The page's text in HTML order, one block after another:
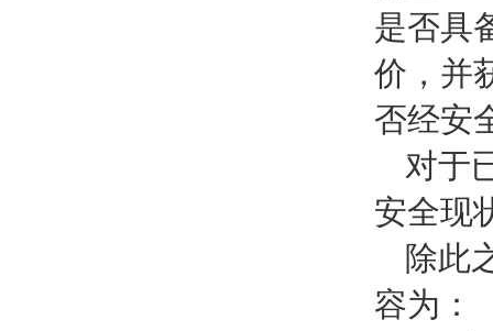
是否具
价，并
否经安
对于
安全现
除此
容为：